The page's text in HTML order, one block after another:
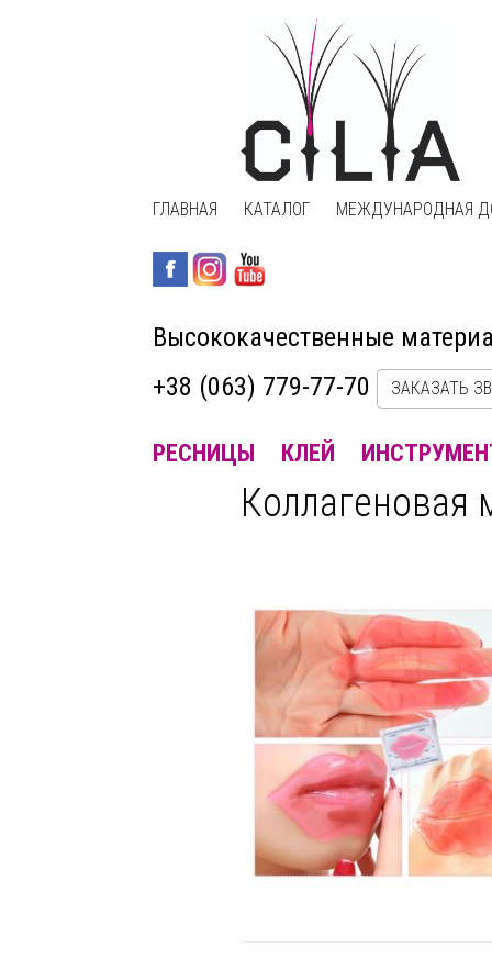
ГЛАВНАЯ КАТАЛОГ МЕЖДУНАРОДНАЯ
Высококачественные
+38 (063) 779-77-70
ЗАКАЗАТЬ
РЕСНИЦЫ КЛЕЙ
Коллагеновая